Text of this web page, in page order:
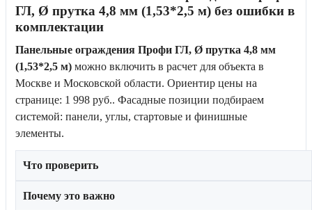
ГЛ, Ø прутка 4,8 мм (1,53*2,5 м) без ошибки в
комплектации
Панельные ограждения Профи ГЛ, Ø прутка 4,8 мм
(1,53*2,5 м) можно включить в расчет для объекта в
Москве и Московской области. Ориентир цены на
странице: 1 998 руб.. Фасадные позиции подбираем
системой: панели, углы, стартовые и финишные
элементы.
Что проверить
Почему это важно